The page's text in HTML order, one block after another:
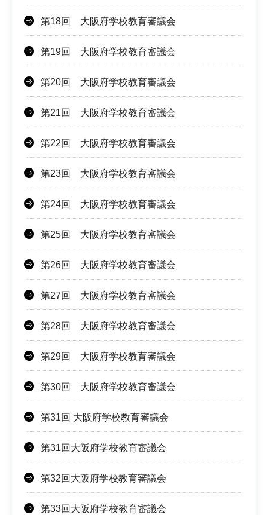
第18回 大阪府学校教育審議会
第19回 大阪府学校教育審議会
第20回 大阪府学校教育審議会
第21回 大阪府学校教育審議会
第22回 大阪府学校教育審議会
第23回 大阪府学校教育審議会
第24回 大阪府学校教育審議会
第25回 大阪府学校教育審議会
第26回 大阪府学校教育審議会
第27回 大阪府学校教育審議会
第28回 大阪府学校教育審議会
第29回 大阪府学校教育審議会
第30回 大阪府学校教育審議会
第31回 大阪府学校教育審議会
第31回大阪府学校教育審議会
第32回大阪府学校教育審議会
第33回大阪府学校教育審議会